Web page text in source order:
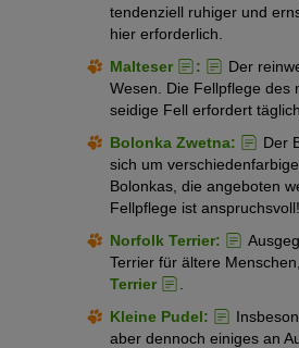
tendenziell ruhiger und
hier erforderlich.
Malteser
:
Der
Wesen. Die Fellpflege des
seidige Fell erfordert
Bolonka Zwetna:
Der
sich um
Bolonkas, die angeboten
Fellpflege ist anspruchsvoll!
Norfolk Terrier:
Terrier für ältere
Terrier
.
Kleine Pudel:
aber dennoch einiges an